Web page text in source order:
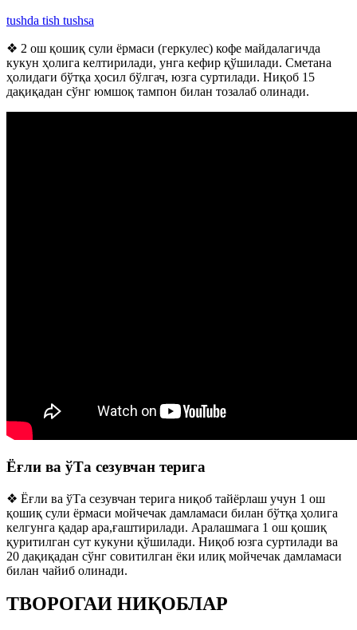
tushda tish tushsa
❖ 2 ош қошиқ сули ёрмаси (геркулес) кофе майдалагичда
кукун ҳолига келтирилади, унга кефир қўшилади. Сметана
ҳолидаги бўтқа ҳосил бўлгач, юзга суртилади. Ниқоб 15
дақиқадан сўнг юмшоқ тампон билан тозалаб олинади.
Ёғли ва ўТа сезувчан терига
❖ Ёғли ва ўТа сезувчан терига ниқоб тайёрлаш учун 1 ош
қошиқ сули ёрмаси мойчечак дамламаси билан бўтқа ҳолига
келгунга қадар ара,ғаштирилади. Аралашмага 1 ош қошиқ
қуритилган сут кукуни қўшилади. Ниқоб юзга суртилади ва
20 дақиқадан сўнг совитилган ёки илиқ мойчечак дамламаси
билан чайиб олинади.
ТВОРОГАИ НИҚОБЛАР